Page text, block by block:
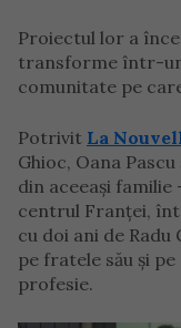
Proiectul lor a
transforme într-
comunitate pe
Potrivit La
Ghioc, Oana
din aceeași
centrul Franței,
cu doi ani de Radu
pe fratele său și
profesie.